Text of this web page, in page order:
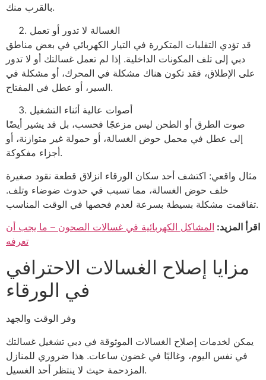
بالقرب منك.
الغسالة لا تدور أو تعمل
قد تؤدي التقلبات المتكررة في التيار الكهربائي في بعض مناطق
دبي إلى تلف المكونات الداخلية. إذا لم تعمل غسالتك أو لا تدور
على الإطلاق، فقد تكون هناك مشكلة في المحرك، أو مشكلة في
السير، أو عطل في المفتاح.
أصوات عالية أثناء التشغيل
صوت الطرق أو الطحن ليس مزعجًا فحسب، بل قد يشير أيضًا
إلى عطل في محمل حوض الغسالة، أو حمولة غير متوازنة، أو
أجزاء مفكوكة.
مثال واقعي: اكتشف أحد سكان الورقاء انزلاق قطعة نقود صغيرة
خلف حوض الغسالة، مما تسبب في حدوث ضوضاء وتلف.
تفاقمت مشكلة بسيطة بسرعة لعدم فحصها في الوقت المناسب.
اقرأ المزيد: المشاكل الكهربائية في غسالات الصحون – ما يجب أن
تعرفه
مزايا إصلاح الغسالات الاحترافي
في الورقاء
وفر الوقت والجهد
يمكن لخدمات إصلاح الغسالات الموثوقة في دبي تشغيل غسالتك
في نفس اليوم، وغالبًا في غضون ساعات. هذا ضروري للمنازل
المزدحمة حيث لا ينتظر أحد الغسيل.